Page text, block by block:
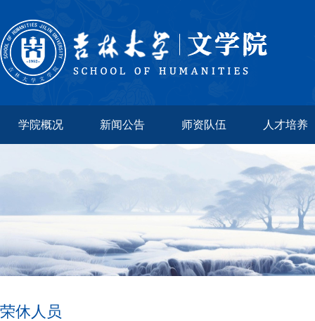
学院概况 新闻公告 师资队伍 人才培养
荣休人员